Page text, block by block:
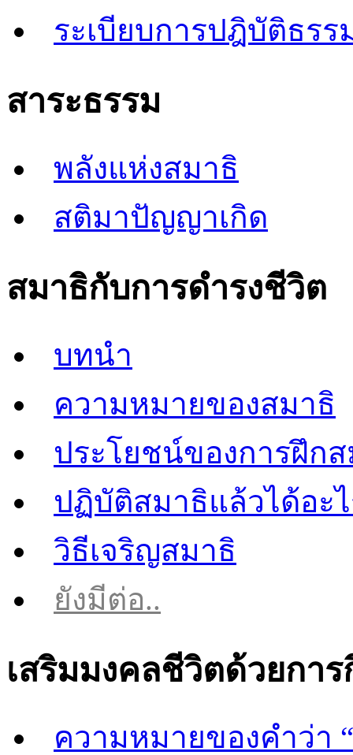
ระเบียบการปฎิบัติธร
สาระธรรม
พลังแห่งสมาธิ
สติมาปัญญาเกิด
สมาธิกับการดำรงชีวิต
บทนำ
ความหมายของสมาธิ
ประโยชน์ของการฝึก
ปฏิบัติสมาธิแล้วได้อะ
วิธีเจริญสมาธิ
ยังมีต่อ..
เสริมมงคลชีวิตด้วยการ
ความหมายของคำว่า “